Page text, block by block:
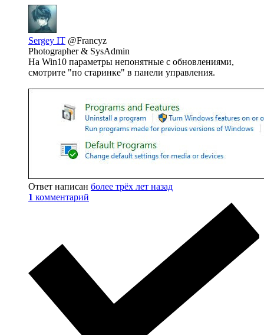
Sergey IT @Francyz
Photographer & SysAdmin
На Win10 параметры непонятные с обновлениями,
смотрите "по старинке" в панели управления.
Ответ написан более трёх лет назад
1 комментарий